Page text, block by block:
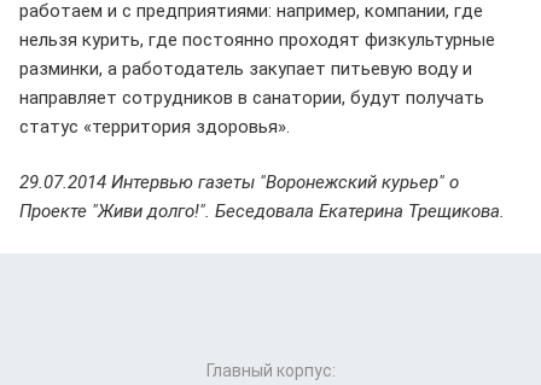
работаем и с предприятиями: например, компании, где
нельзя курить, где постоянно проходят физкультурные
разминки, а работодатель закупает питьевую воду и
направляет сотрудников в санатории, будут получать
статус «территория здоровья».
29.07.2014 Интервью газеты "Воронежский курьер" о
Проекте "Живи долго!". Беседовала Екатерина Трещикова.
Главный корпус: